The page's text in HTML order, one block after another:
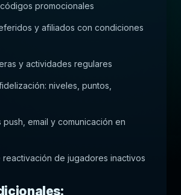
promocionales
y afiliados con condiciones
y actividades regulares
niveles, puntos,
email y comunicación en
reactivación de jugadores inactivos